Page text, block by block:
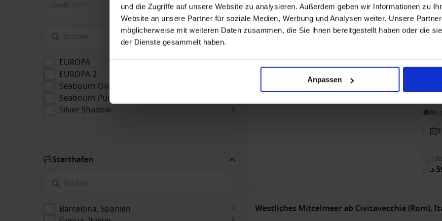
und die Zugriffe auf unsere Website zu analysieren. Außerdem geben wir Informationen zu
Website an unsere Partner für soziale Medien, Werbung und Analysen weiter. Unsere
möglicherweise mit weiteren Daten zusammen, die Sie ihnen bereitgestellt haben oder die
der Dienste gesammelt haben.
Anpassen
Groß
EUROPA 1
EUROPA 2
Seabourn Ovation
Seabourn Pursuit
Silver Shadow 1
Starthafen
Barcelona, Spanien 4
Westliches Mittelmeer ab Civitavecchia (Rom),
Bis
Westliches Mittelmeer ab Civitavecchia (Rom),